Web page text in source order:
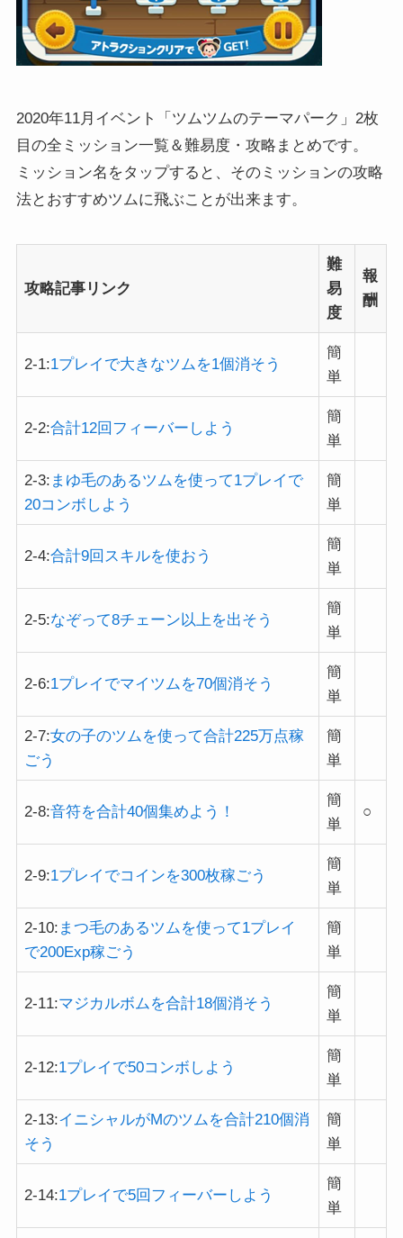
2020年11月イベント「ツムツムのテーマパーク」2枚
目の全ミッション一覧＆難易度・攻略まとめです。
ミッション名をタップすると、そのミッションの攻略
法とおすすめツムに飛ぶことが出来ます。
攻略記事リンク
難
易
度
報
酬
2-1:1プレイで大きなツムを1個消そう
簡
単
2-2:合計12回フィーバーしよう
簡
単
2-3: まゆ毛のあるツムを使って1プレイで
20コンボしよう
簡
単
2-4:合計9回スキルを使おう
簡
単
2-5:なぞって8チェーン以上を出そう
簡
単
2-6:1プレイでマイツムを70個消そう
簡
単
2-7:女の子のツムを使って合計225万点稼
ごう
簡
単
2-8:音符を合計40個集めよう！
簡
単
○
2-9:1プレイでコインを300枚稼ごう
簡
単
2-10: まつ毛のあるツムを使って1プレイ
で200Exp稼ごう
簡
単
2-11:マジカルボムを合計18個消そう
簡
単
2-12:1プレイで50コンボしよう
簡
単
2-13:イニシャルがMのツムを合計210個消
そう
簡
単
2-14:1プレイで5回フィーバーしよう
簡
単